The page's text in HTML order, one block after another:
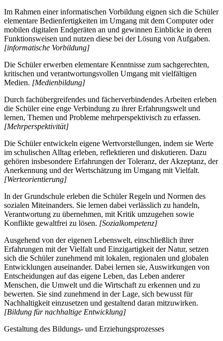
Im Rahmen einer informatischen Vorbildung eignen sich die Schüler
elementare Bedienfertigkeiten im Umgang mit dem Computer oder
mobilen digitalen Endgeräten an und gewinnen Einblicke in deren
Funktionsweisen und nutzen diese bei der Lösung von Aufgaben.
[informatische Vorbildung]
Die Schüler erwerben elementare Kenntnisse zum sachgerechten,
kritischen und verantwortungsvollen Umgang mit vielfältigen
Medien. [Medienbildung]
Durch fachübergreifendes und fächerverbindendes Arbeiten erleben
die Schüler eine enge Verbindung zu ihrer Erfahrungswelt und
lernen, Themen und Probleme mehrperspektivisch zu erfassen.
[Mehrperspektivität]
Die Schüler entwickeln eigene Wertvorstellungen, indem sie Werte
im schulischen Alltag erleben, reflektieren und diskutieren. Dazu
gehören insbesondere Erfahrungen der Toleranz, der Akzeptanz, der
Anerkennung und der Wertschätzung im Umgang mit Vielfalt.
[Werteorientierung]
In der Grundschule erleben die Schüler Regeln und Normen des
sozialen Miteinanders. Sie lernen dabei verlässlich zu handeln,
Verantwortung zu übernehmen, mit Kritik umzugehen sowie
Konflikte gewaltfrei zu lösen. [Sozialkompetenz]
Ausgehend von der eigenen Lebenswelt, einschließlich ihrer
Erfahrungen mit der Vielfalt und Einzigartigkeit der Natur, setzen
sich die Schüler zunehmend mit lokalen, regionalen und globalen
Entwicklungen auseinander. Dabei lernen sie, Auswirkungen von
Entscheidungen auf das eigene Leben, das Leben anderer
Menschen, die Umwelt und die Wirtschaft zu erkennen und zu
bewerten. Sie sind zunehmend in der Lage, sich bewusst für
Nachhaltigkeit einzusetzen und gestaltend daran mitzuwirken.
[Bildung für nachhaltige Entwicklung]
Gestaltung des Bildungs- und Erziehungsprozesses